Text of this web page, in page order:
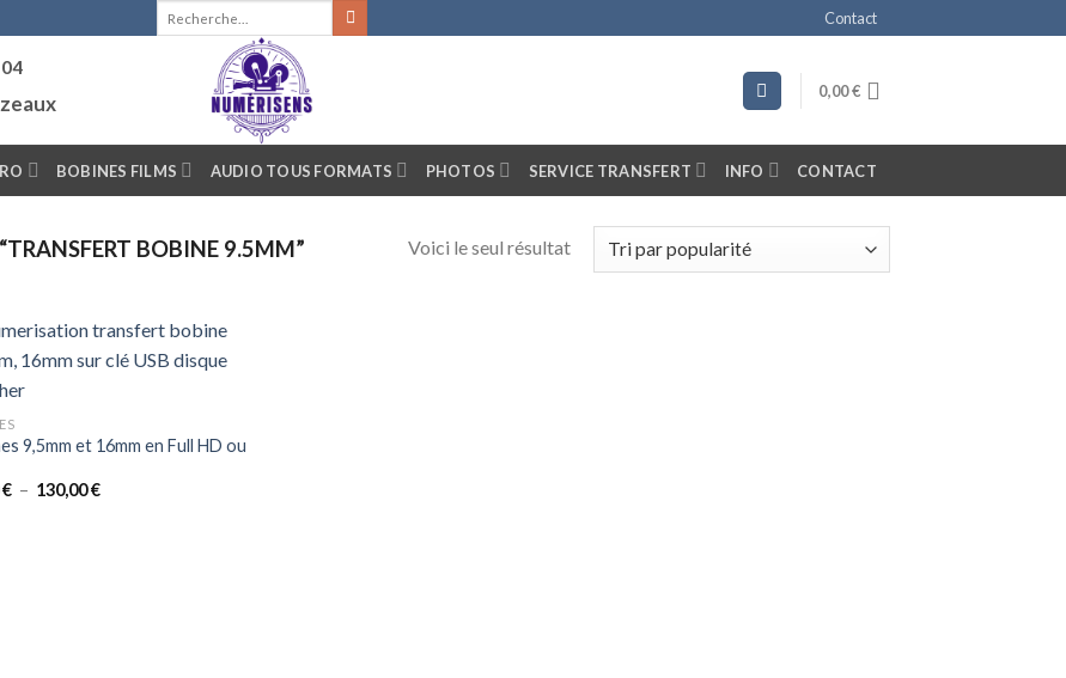
Contact
0,00€
BOBINES FILMS AUDIO TOUS FORMATS PHOTOS SERVICE TRANSFERT INFO CONTACT
BOBINE 9.5MM” Voici le seul résultat
9,5mm et 16mm en Full HD ou
€ – 130,00€Plage